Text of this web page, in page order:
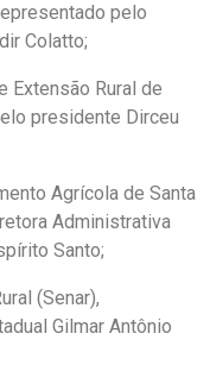
pelo
Colatto;
Extensão Rural de
presidente Dirceu
Agrícola de Santa
Administrativa
Santo;
(Senar),
Gilmar Antônio